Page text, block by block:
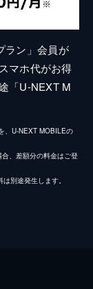
ラン」会員が
マホ代がお得
「U-NEXT M
、U-NEXT MOBILEの
、差額分の料金はご登
別途発生します。